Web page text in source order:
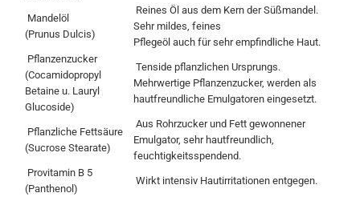
Mandelöl
(Prunus Dulcis)
Reines Öl aus dem Kern der Süßmandel.
Sehr mildes, feines
Pflegeöl auch für sehr empfindliche Haut.
Pflanzenzucker
(Cocamidopropyl
Betaine u. Lauryl
Glucoside)
Tenside pflanzlichen Ursprungs.
Mehrwertige Pflanzenzucker, werden als
hautfreundliche Emulgatoren eingesetzt.
Pflanzliche Fettsäure
(Sucrose Stearate)
Aus Rohrzucker und Fett gewonnener
Emulgator, sehr hautfreundlich,
feuchtigkeitsspendend.
Provitamin B 5
(Panthenol)
Wirkt intensiv Hautirritationen entgegen.